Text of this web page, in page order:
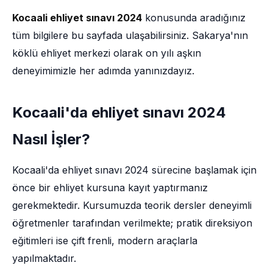
Kocaali ehliyet sınavı 2024 konusunda aradığınız
tüm bilgilere bu sayfada ulaşabilirsiniz. Sakarya'nın
köklü ehliyet merkezi olarak on yılı aşkın
deneyimimizle her adımda yanınızdayız.
Kocaali'da ehliyet sınavı 2024
Nasıl İşler?
Kocaali'da ehliyet sınavı 2024 sürecine başlamak için
önce bir ehliyet kursuna kayıt yaptırmanız
gerekmektedir. Kursumuzda teorik dersler deneyimli
öğretmenler tarafından verilmekte; pratik direksiyon
eğitimleri ise çift frenli, modern araçlarla
yapılmaktadır.